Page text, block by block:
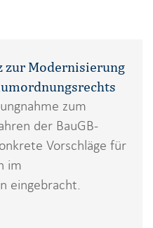
zur Modernisierung
zum
der BauGB-
Vorschläge für
im
eingebracht.